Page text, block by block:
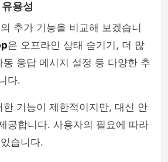
용성
추가 기능을 비교해 보겠습니
은 오프라인 상태 숨기기, 더 많
응답 메시지 설정 등 다양한 추
다.
기능이 제한적이지만, 대신 안
공합니다. 사용자의 필요에 따라
습니다.